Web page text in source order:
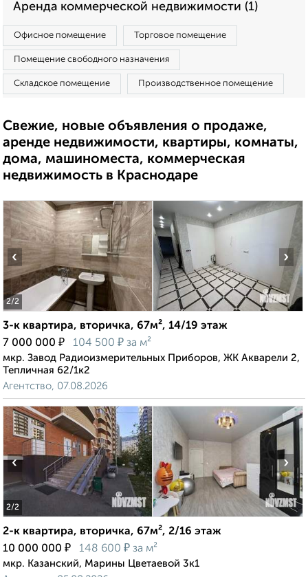
Аренда коммерческой недвижимости (1)
Офисное помещение Торговое помещение
Помещение свободного назначения
Складское помещение Производственное помещение
Свежие, новые объявления о продаже,
аренде недвижимости, квартиры, комнаты,
дома, машиноместа, коммерческая
недвижимость в Краснодаре
2/2
‹ ›
3-к квартира, вторичка, 67м², 14/19 этаж
7 000 000 ₽ 104 500 ₽ за м²
мкр. Завод Радиоизмерительных Приборов, ЖК Акварели 2,
Тепличная 62/1к2
Агентство, 07.08.2026
2/2
‹ ›
2-к квартира, вторичка, 67м², 2/16 этаж
10 000 000 ₽ 148 600 ₽ за м²
мкр. Казанский, Марины Цветаевой 3к1